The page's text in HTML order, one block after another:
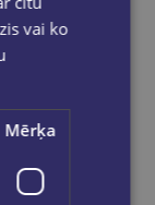
vai ko
Mērķa